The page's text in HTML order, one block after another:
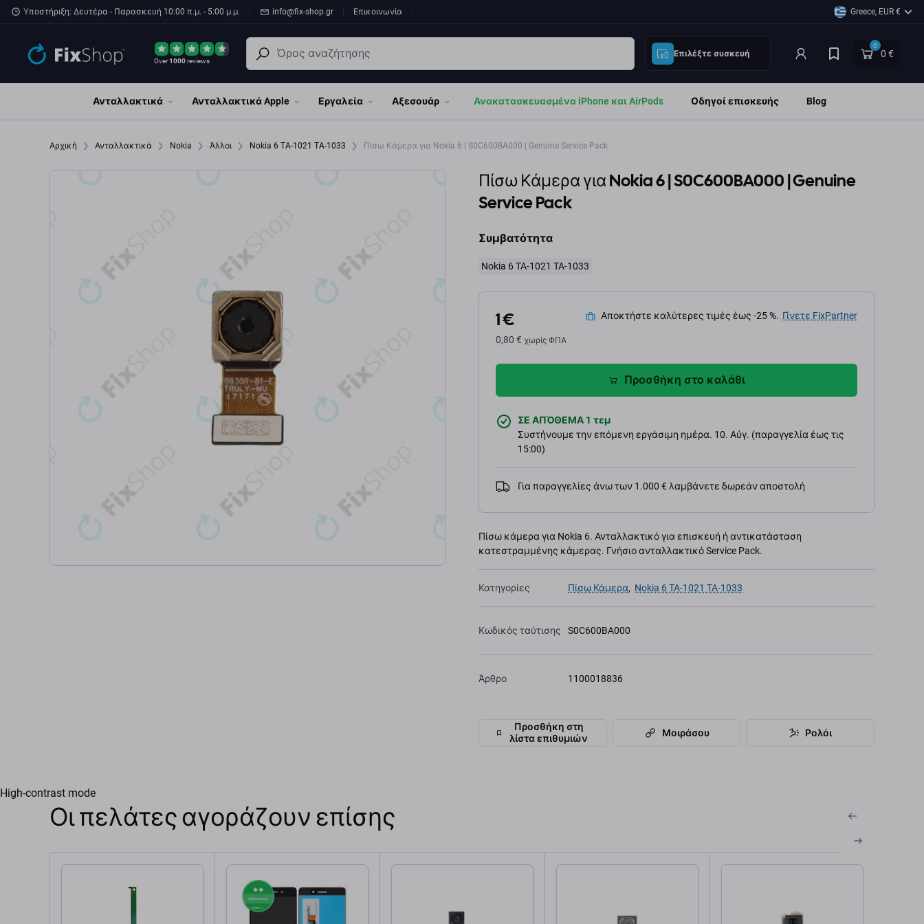
Παράβλεψη στο κύριο περιεχόμενο
Υποστήριξη: Δευτέρα - Παρασκευή 10:00 π.μ. - 5:00 μ.μ. info@fix-shop.gr Επικοινωνία Greece, EUR €
Over1000reviews
Επιλέξτε συσκευή
0
0 €
Ανταλλακτικά Ανταλλακτικά Apple Εργαλεία Αξεσουάρ Ανακατασκευασμένα iPhone και AirPods Οδηγοί επισκευής Blog
Αρχική Ανταλλακτικά Nokia Άλλοι Nokia 6 TA-1021 TA-1033 Πίσω Κάμερα για Nokia 6 | S0C600BA000 | Genuine Service Pack
Πίσω Κάμερα για Nokia 6 | S0C600BA000 | Genuine
Service Pack
Συμβατότητα
Nokia 6 TA-1021 TA-1033
1 €
0,80 € χωρίς ΦΠΑ
Αποκτήστε καλύτερες τιμές έως -25 %. Γίνετε FixPartner
Προσθήκη στο καλάθι
ΣΕ ΑΠΌΘΕΜΑ 1 τεμ
Συστήνουμε την επόμενη εργάσιμη ημέρα. 10. Αύγ. (παραγγελία έως τις
15:00)
Για παραγγελίες άνω των 1.000 € λαμβάνετε δωρεάν αποστολή
Πίσω κάμερα για Nokia 6. Ανταλλακτικό για επισκευή ή αντικατάσταση
κατεστραμμένης κάμερας. Γνήσιο ανταλλακτικό Service Pack.
Κατηγορίες Πίσω Κάμερα, Nokia 6 TA-1021 TA-1033
Κωδικός ταύτισης S0C600BA000
Άρθρο 1100018836
Προσθήκη στη
λίστα επιθυμιών
Μοιράσου Ρολόι
High-contrast mode
Οι πελάτες αγοράζουν επίσης